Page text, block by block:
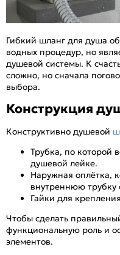
Гибкий шланг для душа
водных процедур, но
душевой системы. К
сложно, но сначала
выбора.
Конструкция
Конструктивно душевой
Трубка, по которой
душевой лейке.
Наружная оплётка,
внутреннюю трубку
Гайки для
Чтобы сделать
функциональную роль и
элементов.